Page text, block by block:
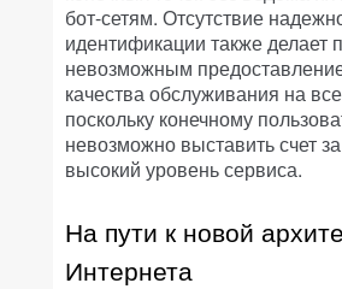
бот-сетям. Отсутствие
идентификации также делает
невозможным
качества обслуживания на
поскольку конечному
невозможно выставить счет
высокий уровень сервиса.
На пути к новой
Интернета